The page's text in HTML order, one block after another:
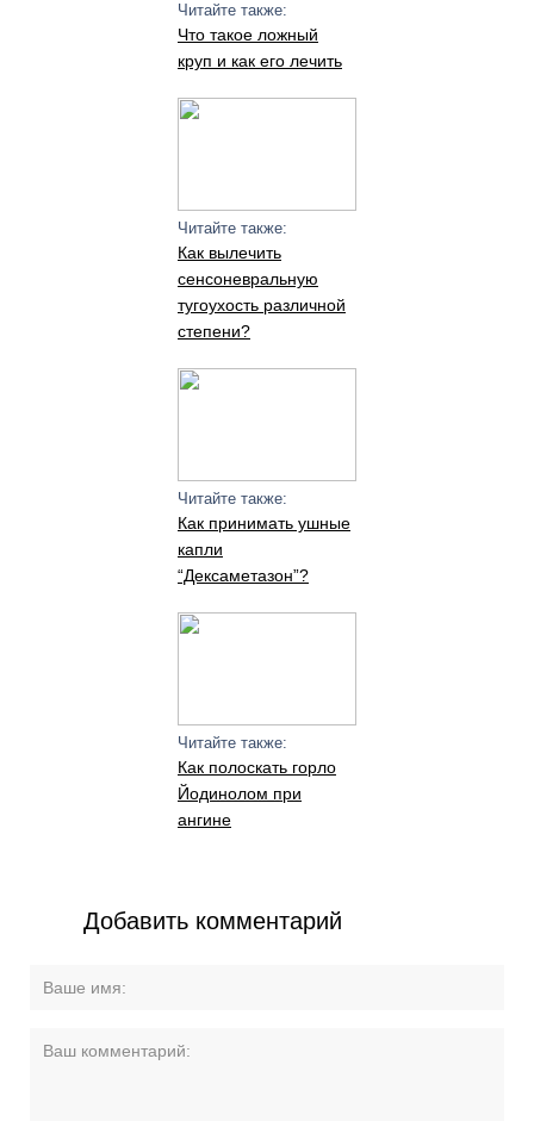
Читайте также:
Что такое ложный
круп и как его лечить
Читайте также:
Как вылечить
сенсоневральную
тугоухость различной
степени?
Читайте также:
Как принимать ушные
капли
“Дексаметазон”?
Читайте также:
Как полоскать горло
Йодинолом при
ангине
Добавить комментарий